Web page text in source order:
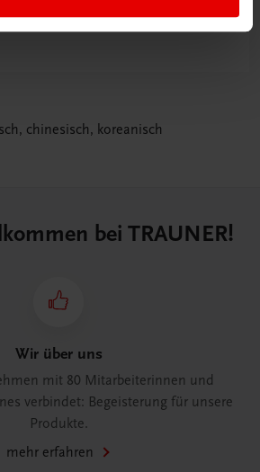
chinesisch, koreanisch
bei TRAUNER!
Wir über uns
mit 80 Mitarbeiterinnen und
verbindet: Begeisterung für unsere
Produkte.
mehr erfahren